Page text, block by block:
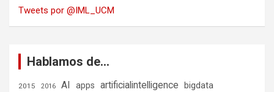
Tweets por @IML_UCM
Hablamos de…
2015 2016 AI apps artificialintelligence bigdata